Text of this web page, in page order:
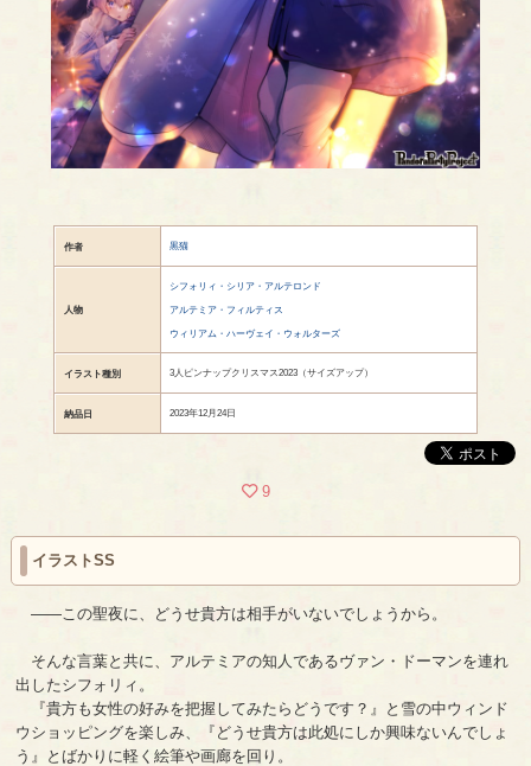
作者 黒猫
人物
シフォリィ・シリア・アルテロンド
アルテミア・フィルティス
ウィリアム・ハーヴェイ・ウォルターズ
イラスト種別 3人ピンナップクリスマス2023（サイズアップ）
納品日 2023年12月24日
9
イラストSS
――この聖夜に、どうせ貴方は相手がいないでしょうから。
そんな言葉と共に、アルテミアの知人であるヴァン・ドーマンを連れ
出したシフォリィ。
『貴方も女性の好みを把握してみたらどうです？』と雪の中ウィンド
ウショッピングを楽しみ、『どうせ貴方は此処にしか興味ないんでしょ
う』とばかりに軽く絵筆や画廊を回り。